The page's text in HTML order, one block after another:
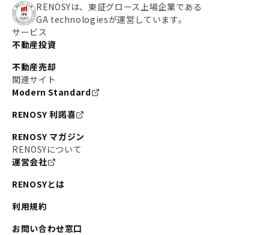
RENOSYは、東証グロース上場企業である
GA technologiesが運営しています。
サービス
不動産投資
不動産売却
関連サイト
Modern Standard
RENOSY 利諾喜
RENOSY マガジン
RENOSYについて
運営会社
RENOSYとは
利用規約
お問い合わせ窓口